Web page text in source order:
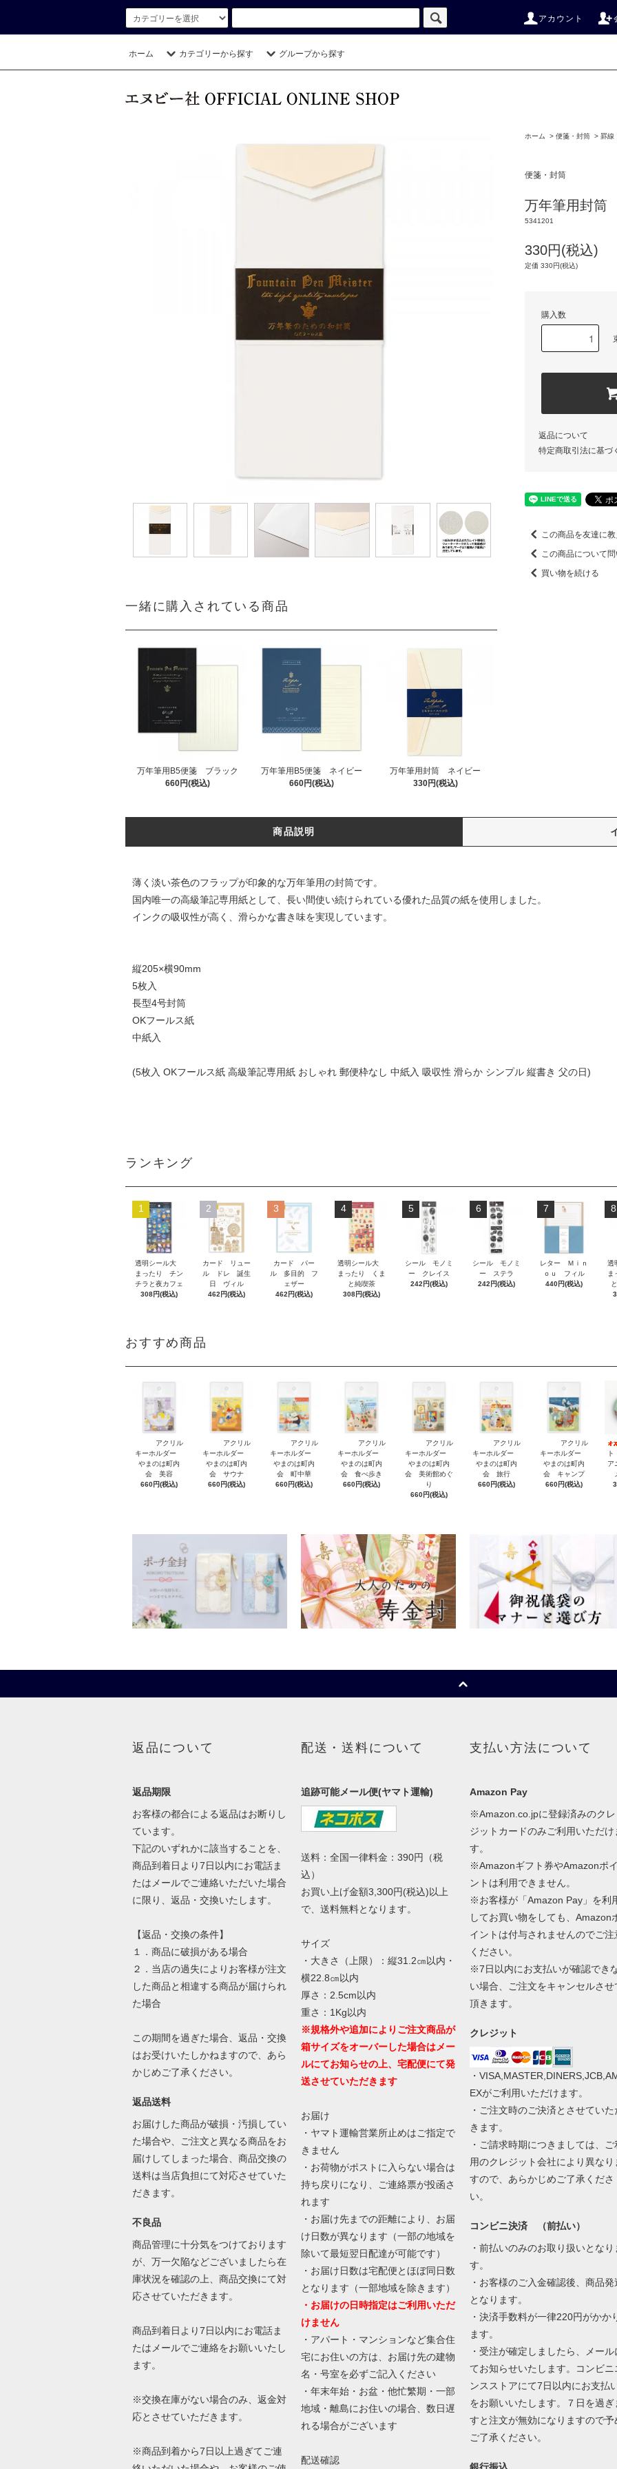
アカウント
ホーム カテゴリーから探す グループから探す
一緒に購入されている商品
万年筆用B5便箋 ブラック
660円(税込)
万年筆用B5便箋 ネイビー
660円(税込)
万年筆用封筒 ネイビー
330円(税込)
ホーム > 便箋・封筒 > 罫線
便箋・封筒
万年筆用封
5341201
330円(税込)
定価 330円(税込)
購入数
返品について
特定商取引法に基づ
この商品を友達に
この商品について
買い物を続ける
商品説明
薄く淡い茶色のフラップが印象的な万年筆用の封筒です。
国内唯一の高級筆記専用紙として、長い間使い続けられている優れた品質の紙を使用しました。
インクの吸収性が高く、滑らかな書き味を実現しています。
縦205×横90mm
5枚入
長型4号封筒
OKフールス紙
中紙入
(5枚入 OKフールス紙 高級筆記専用紙 おしゃれ 郵便枠なし 中紙入 吸収性 滑らか シンプル 縦書き 父の日)
ランキング
1
透明シール大
まったり チン
チラと夜カフェ
308円(税込)
2
カード リュー
ル ドレ 誕生
日 ヴィル
462円(税込)
3
カード パー
ル 多目的 フ
ェザー
462円(税込)
4
透明シール大
まったり くま
と純喫茶
308円(税込)
5
シール モノミ
ー クレイス
242円(税込)
6
シール モノミ
ー ステラ
242円(税込)
7
レター Ｍｉｎ
ｏｕ フィル
440円(税込)
8
透
おすすめ商品
アクリル
キーホルダー
やまのは町内
会 美容
660円(税込)
アクリル
キーホルダー
やまのは町内
会 サウナ
660円(税込)
アクリル
キーホルダー
やまのは町内
会 町中華
660円(税込)
アクリル
キーホルダー
やまのは町内
会 食べ歩き
660円(税込)
アクリル
キーホルダー
やまのは町内
会 美術館めぐ
り
660円(税込)
アクリル
キーホルダー
やまのは町内
会 旅行
660円(税込)
アクリル
キーホルダー
やまのは町内
会 キャンプ
660円(税込)
ア
返品について
返品期限
お客様の都合による返品はお断りし
ています。
下記のいずれかに該当することを、
商品到着日より7日以内にお電話ま
たはメールでご連絡いただいた場合
に限り、返品・交換いたします。
【返品・交換の条件】
１．商品に破損がある場合
２．当店の過失によりお客様が注文
した商品と相違する商品が届けられ
た場合
この期間を過ぎた場合、返品・交換
はお受けいたしかねますので、あら
かじめご了承ください。
返品送料
お届けした商品が破損・汚損してい
た場合や、ご注文と異なる商品をお
届けしてしまった場合、商品交換の
送料は当店負担にて対応させていた
だきます。
不良品
商品管理に十分気をつけております
が、万一欠陥などございましたら在
庫状況を確認の上、商品交換にて対
応させていただきます。
商品到着日より7日以内にお電話ま
たはメールでご連絡をお願いいたし
ます。
※交換在庫がない場合のみ、返金対
応とさせていただきます。
※商品到着から7日以上過ぎてご連
配送・送料について
追跡可能メール便(ヤマト運輸)
送料：全国一律料金：390円（税
込）
お買い上げ金額3,300円(税込)以上
で、送料無料となります。
サイズ
・大きさ（上限）：縦31.2㎝以内・
横22.8㎝以内
厚さ：2.5cm以内
重さ：1Kg以内
※規格外や追加によりご注文商品が
箱サイズをオーバーした場合はメー
ルにてお知らせの上、宅配便にて発
送させていただきます
お届け
・ヤマト運輸営業所止めはご指定で
きません
・お荷物がポストに入らない場合は
持ち戻りになり、ご連絡票が投函さ
れます
・お届け先までの距離により、お届
け日数が異なります（一部の地域を
除いて最短翌日配達が可能です）
・お届け日数は宅配便とほぼ同日数
となります（一部地域を除きます）
・お届けの日時指定はご利用いただ
けません
・アパート・マンションなど集合住
宅にお住いの方は、お届け先の建物
名・号室を必ずご記入ください
・年末年始・お盆・他忙繁期・一部
地域・離島にお住いの場合、数日遅
れる場合がございます
配送確認
支払い方法について
Amazon Pay
※Amazon.co.jpに登録済みのクレ
ジットカードのみご利用いただけ
す。
※Amazonギフト券やAmazonポ
ントは利用できません。
※お客様が「Amazon Pay」を利
してお買い物をしても、Amazon
イントは付与されませんのでご注
ください。
※7日以内にお支払いが確認でき
い場合、ご注文をキャンセルさせ
頂きます。
クレジット
・
EXがご利用いただけます。
・ご注文時のご決済とさせていた
きます。
・ご請求時期につきましては、ご
用のクレジット会社により異なり
すので、あらかじめご了承くださ
い。
コンビニ決済 （前払い）
・前払いのみのお取り扱いとなり
す。
・お客様のご入金確認後、商品発
となります。
・決済手数料が一律220円がかか
ます。
・受注が確定しましたら、メール
てお知らせいたします。コンビニ
ンスストアにて7日以内にお支払
をお願いいたします。７日を過ぎ
すと注文が無効になりますので予
ご了承ください。